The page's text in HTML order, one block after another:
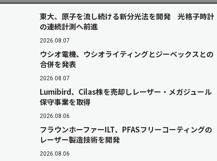
東大、原子を流し続ける新分光法を開発 光格子時計
の連続計測へ前進
2026.08.07
ウシオ電機、ウシオライティングとジーベックスとの
合併を発表
2026.08.07
Lumibird、Cilas株を売却しレーザー・メガジュール
保守事業を取得
2026.08.06
フラウンホーファーILT、PFASフリーコーティングの
レーザー製造技術を開発
2026.08.06